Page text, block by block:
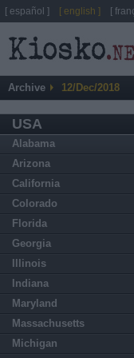
Archive 12/Dec/2018
USA
Alabama
Arizona
California
Colorado
Florida
Georgia
Illinois
Indiana
Maryland
Massachusetts
Michigan
[ español ] [ english ] [